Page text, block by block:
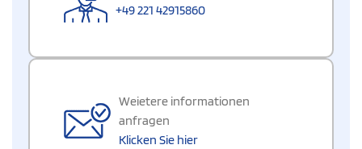
+49 221 42915860
Weietere informationen
anfragen
Klicken Sie hier